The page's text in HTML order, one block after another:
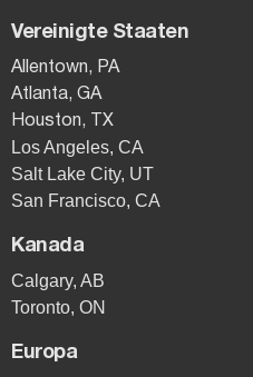
Vereinigte Staaten
Allentown, PA
Atlanta, GA
Houston, TX
Los Angeles, CA
Salt Lake City, UT
San Francisco, CA
Kanada
Calgary, AB
Toronto, ON
Europa